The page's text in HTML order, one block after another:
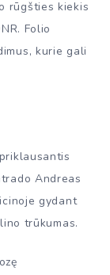
rūgšties kiekis
Folio
kurie gali
Andreas
gydant
trūkumas.